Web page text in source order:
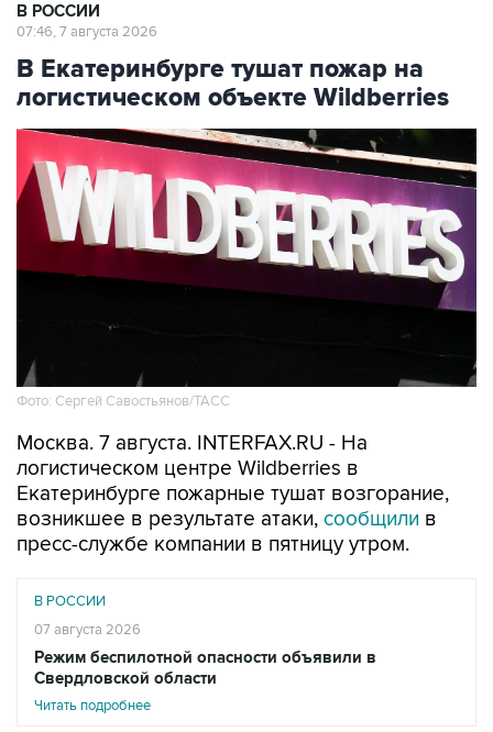
В РОССИИ
07:46, 7 августа 2026
В Екатеринбурге тушат пожар на
логистическом объекте Wildberries
Фото: Сергей Савостьянов/ТАСС
Москва. 7 августа. INTERFAX.RU - На
логистическом центре Wildberries в
Екатеринбурге пожарные тушат возгорание,
возникшее в результате атаки, сообщили в
пресс-службе компании в пятницу утром.
В РОССИИ
07 августа 2026
Режим беспилотной опасности объявили в
Свердловской области
Читать подробнее